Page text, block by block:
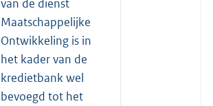
van de dienst
Maatschappelijke
Ontwikkeling is in
het kader van de
kredietbank wel
bevoegd tot het